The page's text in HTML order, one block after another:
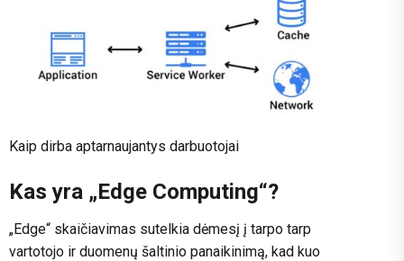
Kaip dirba aptarnaujantys darbuotojai
Kas yra „Edge Computing“?
„Edge“ skaičiavimas sutelkia dėmesį į tarpo tarp
vartotojo ir duomenų šaltinio panaikinimą, kad kuo